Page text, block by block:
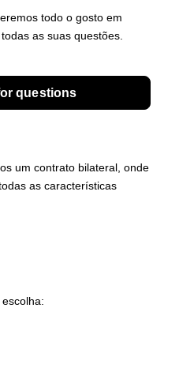
todo o gosto em
as suas questões.
questions
um contrato bilateral, onde
as características